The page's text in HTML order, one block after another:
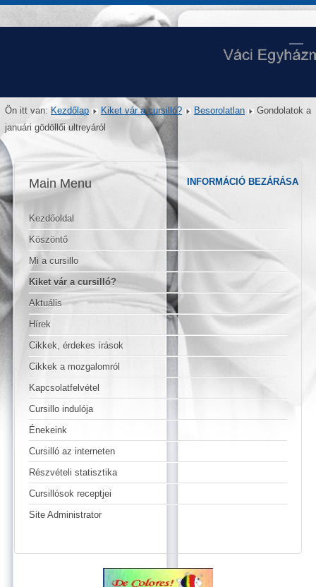
Ön itt van: Kezdőlap Kiket vár a cursilló? Besorolatlan
Gondolatok a
januári gödöllői ultreyáról
Main Menu
Kezdőoldal
Köszöntő
Mi a cursillo
Kiket vár a cursilló?
Aktuális
Hírek
Cikkek, érdekes írások
Cikkek a mozgalomról
Kapcsolatfelvétel
Cursillo indulója
Énekeink
Cursilló az interneten
Részvételi statisztika
Cursillósok receptjei
Site Administrator
INFORMÁCIÓ BEZÁRÁSA